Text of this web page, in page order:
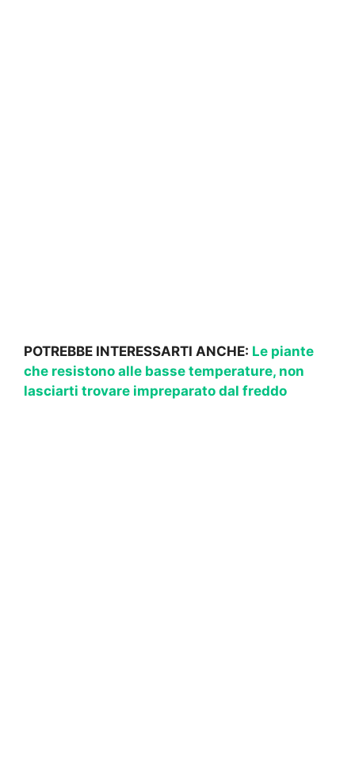
POTREBBE INTERESSARTI ANCHE: Le piante
che resistono alle basse temperature, non
lasciarti trovare impreparato dal freddo